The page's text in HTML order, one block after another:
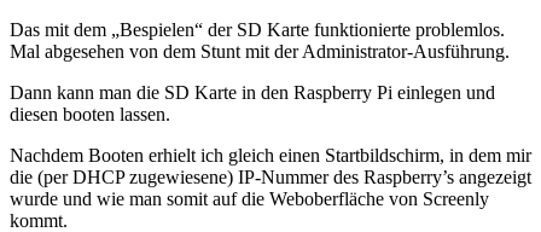
Das mit dem „Bespielen“ der SD Karte funktionierte problemlos.
Mal abgesehen von dem Stunt mit der Administrator-Ausführung.
Dann kann man die SD Karte in den Raspberry Pi einlegen und
diesen booten lassen.
Nachdem Booten erhielt ich gleich einen Startbildschirm, in dem mir
die (per DHCP zugewiesene) IP-Nummer des Raspberry’s angezeigt
wurde und wie man somit auf die Weboberfläche von Screenly
kommt.